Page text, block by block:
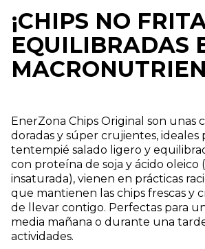
¡CHIPS NO
EQUILIBRADAS
EnerZona Chips Original son unas
doradas y súper crujientes, ideales
tentempié salado ligero y
con proteína de soja y ácido oleico
insaturada), vienen en prácticas
que mantienen las chips frescas y
de llevar contigo. Perfectas para
media mañana o durante una
actividades.